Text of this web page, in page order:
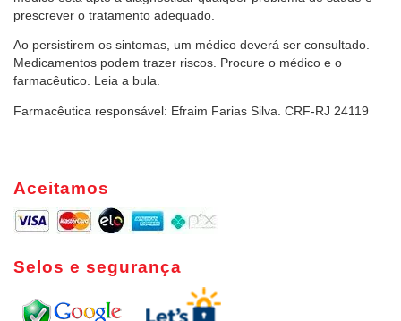
prescrever o tratamento adequado.
Ao persistirem os sintomas, um médico deverá ser consultado.
Medicamentos podem trazer riscos. Procure o médico e o
farmacêutico. Leia a bula.
Farmacêutica responsável: Efraim Farias Silva. CRF-RJ 24119
Aceitamos
Selos e segurança